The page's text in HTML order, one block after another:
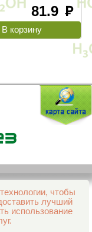
81.9 руб
чтобы
лучший
использование